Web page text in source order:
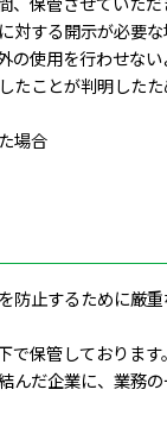
対する開示が必要
使用を行わせない
たことが判明した
場合
防止するために厳
保管しております。
んだ企業に、業務